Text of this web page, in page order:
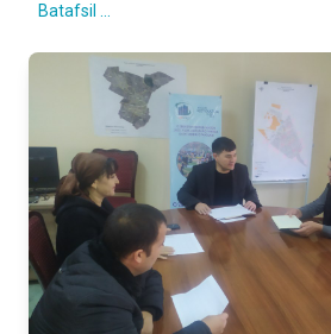
Batafsil ...